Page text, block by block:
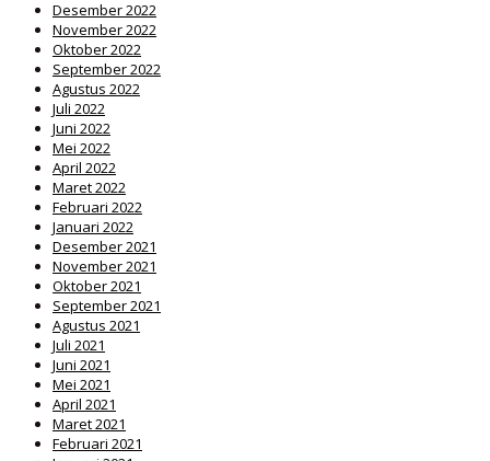
Desember 2022
November 2022
Oktober 2022
September 2022
Agustus 2022
Juli 2022
Juni 2022
Mei 2022
April 2022
Maret 2022
Februari 2022
Januari 2022
Desember 2021
November 2021
Oktober 2021
September 2021
Agustus 2021
Juli 2021
Juni 2021
Mei 2021
April 2021
Maret 2021
Februari 2021